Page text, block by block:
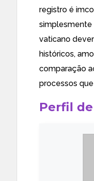
registro é
simplesmente
vaticano
históricos,
comparação
processos
Perfil